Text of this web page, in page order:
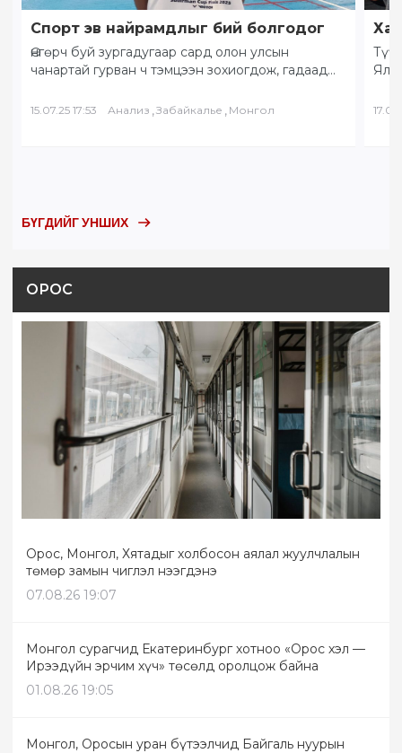
Спорт эв найрамдлыг бий болгодог
Өнгөрч буй зургадугаар сард олон улсын
чанартай гурван ч тэмцээн зохиогдож, гадаад
“Солнечное Забайкалье” буюу…
15.07.25 17:53 Анализ , Забайкалье , Монгол
БҮГДИЙГ УНШИХ
ОРОС
Орос, Монгол, Хятадыг холбосон аялал жуулчлалын
төмөр замын чиглэл нээгдэнэ
07.08.26 19:07
Монгол сурагчид Екатеринбург хотноо «Орос хэл —
Ирээдүйн эрчим хүч» төсөлд оролцож байна
01.08.26 19:05
Монгол, Оросын уран бүтээлчид Байгаль нуурын